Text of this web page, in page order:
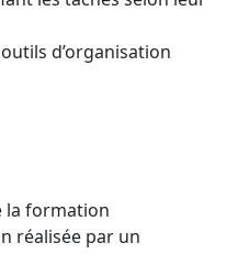
d’organisation
la formation
réalisée par un